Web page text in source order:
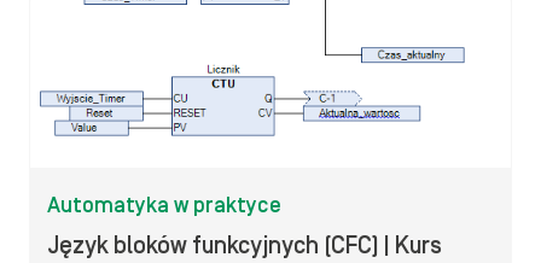
Automatyka w praktyce
Język bloków funkcyjnych (CFC) | Kurs